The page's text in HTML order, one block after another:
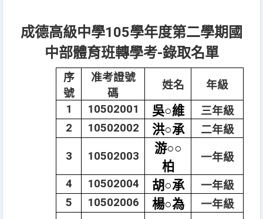
成德高級中學105學年度第二學期國
中部體育班轉學考-錄取名單
序
號
准考證號
碼
姓名
年級
1
10502001 吳○維
三年級
2
10502002 洪○承 二年級
3 10502003
游○○
柏
一年級
4 10502004 胡○承
一年級
5
10502006 楊○為 一年級